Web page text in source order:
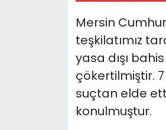
Mersin
teşkilatımız
yasa dışı
çökertilmiştir.
suçtan elde
konulmuştur.